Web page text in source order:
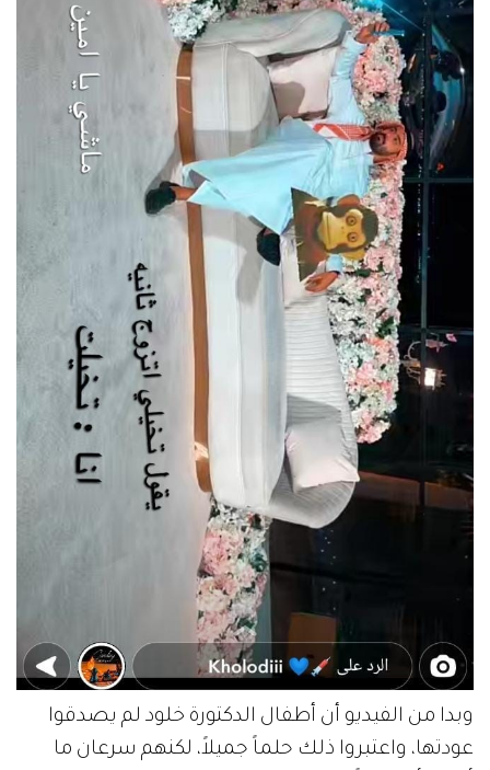
وبدا من الفيديو أن أطفال الدكتورة خلود لم يصدقوا
عودتها، واعتبروا ذلك حلماً جميلاً، لكنهم سرعان ما